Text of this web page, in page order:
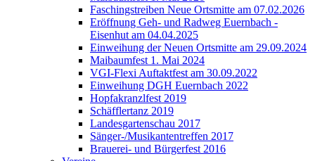
Faschingstreiben Neue Ortsmitte am 07.02.2026
Eröffnung Geh- und Radweg Euernbach -
Eisenhut am 04.04.2025
Einweihung der Neuen Ortsmitte am 29.09.2024
Maibaumfest 1. Mai 2024
VGI-Flexi Auftaktfest am 30.09.2022
Einweihung DGH Euernbach 2022
Hopfakranzlfest 2019
Schäfflertanz 2019
Landesgartenschau 2017
Sänger-/Musikantentreffen 2017
Brauerei- und Bürgerfest 2016